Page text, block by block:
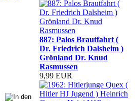
887: Palos Brautfahrt (
Dr. Friedrich Dalsheim )
Grönland Dr. Knud
Rasmussen
9,99 EUR